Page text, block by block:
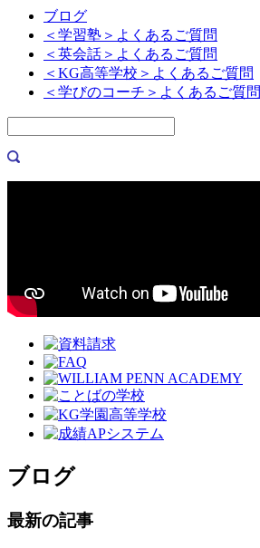
ブログ
＜学習塾＞よくあるご質問
＜英会話＞よくあるご質問
＜KG高等学校＞よくあるご質問
＜学びのコーチ＞よくあるご質問
ブログ
最新の記事